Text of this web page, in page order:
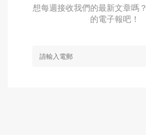
想每週接收我們的最新文章嗎
的電子報吧！